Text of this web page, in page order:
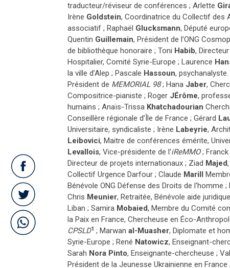
traducteur/réviseur de conférences ; Arlette
Irène Goldstein, Coordinatrice du Collectif des
associatif ; Raphaël Glucksmann, Député
Quentin Guillemain, Président de l’ONG
de bibliothèque honoraire ; Toni Habib,
Hospitalier, Comité Syrie-Europe ; Laurence
la ville d’Alep ; Pascale Hassoun,
Président de MEMORIAL 98; Hana Jaber,
Compositrice-pianiste ; Roger J Érôme,
humains ; Anaïs-Trissa Khatchadourian
Conseillère régionale d’Île de France ; Gérard
Universitaire, syndicaliste ; Irène Labeyrie,
Leibovici, Maitre de conférences émérite,
Levallois, Vice-présidente de l’iReMMO; Franck
Directeur de projets internationaux ; Ziad Majed
Collectif Urgence Darfour ; Claude Marill
Bénévole ONG Défense des Droits de l'homme ;
Chris Meunier, Retraitée, Bénévole aide
Liban ; Samira Mobaied, Membre du Comité
la Paix en France, Chercheuse en Éco-
CPSLD1 ; Marwan al-Muasher, Diplomate et
Syrie-Europe ; René Natowicz, Enseignant-
Sarah Nora Pinto, Enseignante-chercheuse ;
Président de la Jeunesse Ukrainienne en France